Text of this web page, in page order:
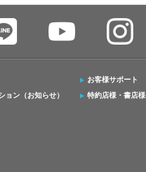
ョン（お知らせ）
お客様サポート
特約店様・書店